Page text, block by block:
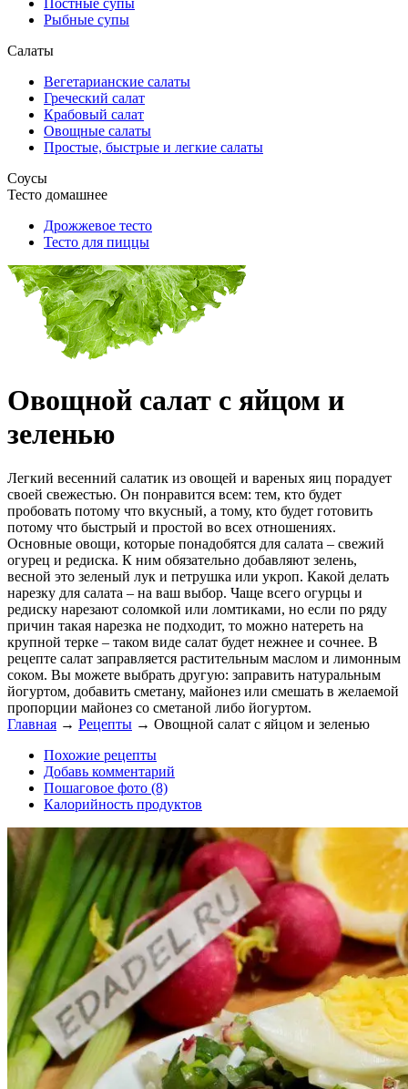
Постные супы
Рыбные супы
Салаты
Вегетарианские салаты
Греческий салат
Крабовый салат
Овощные салаты
Простые, быстрые и легкие салаты
Соусы
Тесто домашнее
Дрожжевое тесто
Тесто для пиццы
Овощной салат с яйцом и
зеленью
Легкий весенний салатик из овощей и вареных яиц порадует
своей свежестью. Он понравится всем: тем, кто будет
пробовать потому что вкусный, а тому, кто будет готовить
потому что быстрый и простой во всех отношениях.
Основные овощи, которые понадобятся для салата – свежий
огурец и редиска. К ним обязательно добавляют зелень,
весной это зеленый лук и петрушка или укроп. Какой делать
нарезку для салата – на ваш выбор. Чаще всего огурцы и
редиску нарезают соломкой или ломтиками, но если по ряду
причин такая нарезка не подходит, то можно натереть на
крупной терке – таком виде салат будет нежнее и сочнее. В
рецепте салат заправляется растительным маслом и лимонным
соком. Вы можете выбрать другую: заправить натуральным
йогуртом, добавить сметану, майонез или смешать в желаемой
пропорции майонез со сметаной либо йогуртом.
Главная → Рецепты → Овощной салат с яйцом и зеленью
Похожие рецепты
Добавь комментарий
Пошаговое фото (8)
Калорийность продуктов